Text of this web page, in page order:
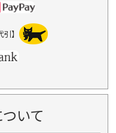
引】
いて